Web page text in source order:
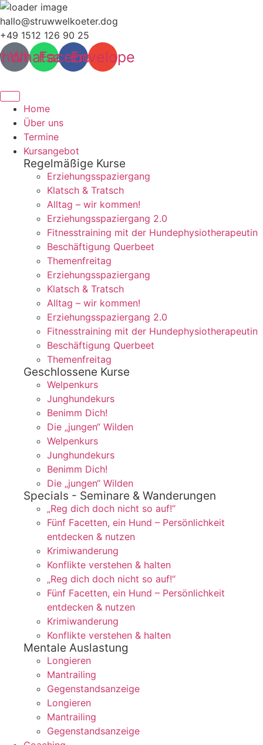
Zum
Inhalt
wechseln
hallo@struwwelkoeter.dog
+49 1512 126 90 25
Whatsapp
Facebook
Envelope
Home
Über uns
Termine
Kursangebot
Regelmäßige Kurse
Erziehungsspaziergang
Klatsch & Tratsch
Alltag – wir kommen!
Erziehungsspaziergang 2.0
Fitnesstraining mit der Hundephysiotherapeutin
Beschäftigung Querbeet
Themenfreitag
Erziehungsspaziergang
Klatsch & Tratsch
Alltag – wir kommen!
Erziehungsspaziergang 2.0
Fitnesstraining mit der Hundephysiotherapeutin
Beschäftigung Querbeet
Themenfreitag
Geschlossene Kurse
Welpenkurs
Junghundekurs
Benimm Dich!
Die „jungen“ Wilden
Welpenkurs
Junghundekurs
Benimm Dich!
Die „jungen“ Wilden
Specials - Seminare & Wanderungen
„Reg dich doch nicht so auf!“
Fünf Facetten, ein Hund – Persönlichkeit
entdecken & nutzen
Krimiwanderung
Konflikte verstehen & halten
„Reg dich doch nicht so auf!“
Fünf Facetten, ein Hund – Persönlichkeit
entdecken & nutzen
Krimiwanderung
Konflikte verstehen & halten
Mentale Auslastung
Longieren
Mantrailing
Gegenstandsanzeige
Longieren
Mantrailing
Gegenstandsanzeige